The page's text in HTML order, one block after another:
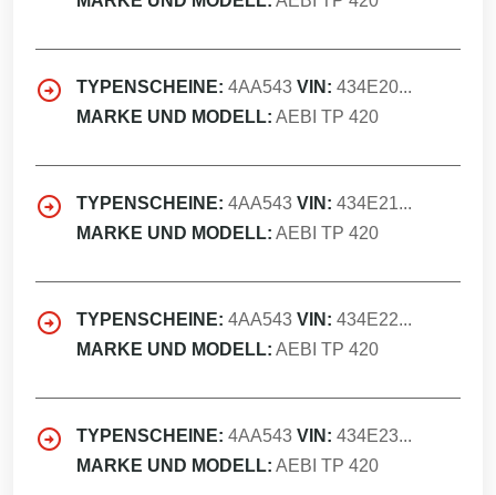
TYPENSCHEINE: 4AA543 VIN: 434E20...
MARKE UND MODELL: AEBI TP 420
TYPENSCHEINE: 4AA543 VIN: 434E21...
MARKE UND MODELL: AEBI TP 420
TYPENSCHEINE: 4AA543 VIN: 434E22...
MARKE UND MODELL: AEBI TP 420
TYPENSCHEINE: 4AA543 VIN: 434E23...
MARKE UND MODELL: AEBI TP 420